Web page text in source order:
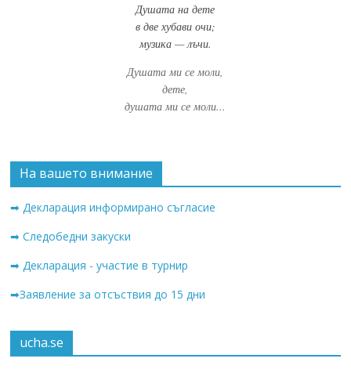
Душата на дете
в две хубави очи;
музика — лъчи.
Душата ми се моли,
дете,
душата ми се моли...
На вашето внимание
➡ Декларация информирано съгласие
➡ Следобедни закуски
➡ Декларация - участие в турнир
➡Заявление за отсъствия до 15 дни
ucha.se